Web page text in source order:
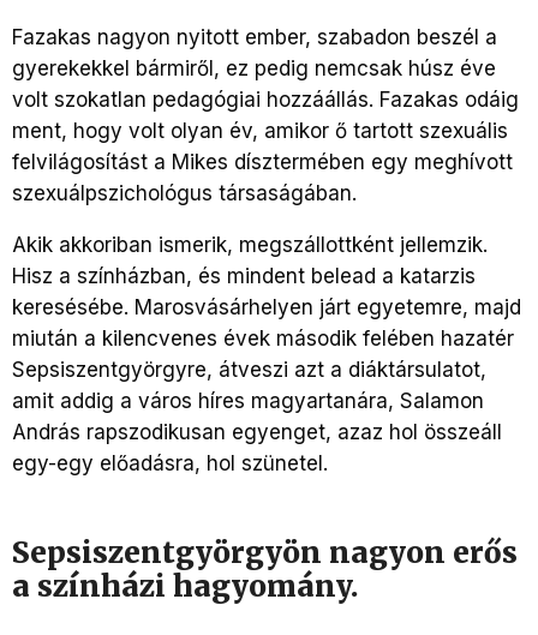
Fazakas nagyon nyitott ember, szabadon beszél a
gyerekekkel bármiről, ez pedig nemcsak húsz éve
volt szokatlan pedagógiai hozzáállás. Fazakas odáig
ment, hogy volt olyan év, amikor ő tartott szexuális
felvilágosítást a Mikes dísztermében egy meghívott
szexuálpszichológus társaságában.
Akik akkoriban ismerik, megszállottként jellemzik.
Hisz a színházban, és mindent belead a katarzis
keresésébe. Marosvásárhelyen járt egyetemre, majd
miután a kilencvenes évek második felében hazatér
Sepsiszentgyörgyre, átveszi azt a diáktársulatot,
amit addig a város híres magyartanára, Salamon
András rapszodikusan egyenget, azaz hol összeáll
egy-egy előadásra, hol szünetel.
Sepsiszentgyörgyön nagyon erős
a színházi hagyomány.